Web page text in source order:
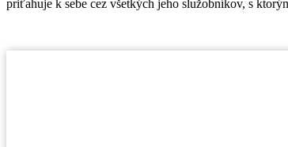
priťahuje k sebe cez všetkých jeho služobníkov, s